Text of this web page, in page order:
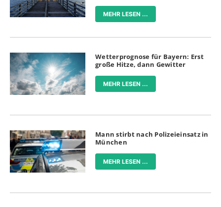
MEHR LESEN ...
Wetterprognose für Bayern: Erst
große Hitze, dann Gewitter
MEHR LESEN ...
Mann stirbt nach Polizeieinsatz in
München
MEHR LESEN ...